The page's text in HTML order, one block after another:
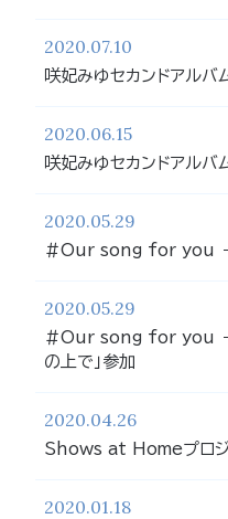
2020.07.10
咲妃みゆセカンドアル
2020.06.15
咲妃みゆセカンドアルバ
2020.05.29
＃Our song for you －
2020.05.29
＃Our song for you －
の上で」参加
2020.04.26
Shows at Homeプロジ
2020.01.18